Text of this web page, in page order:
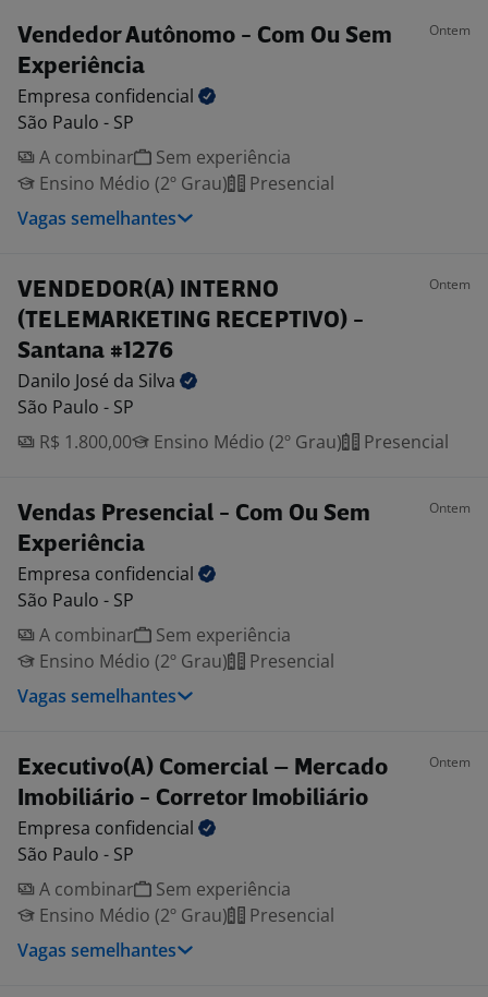
Vendedor Autônomo - Com Ou Sem
Experiência
Ontem
Empresa confidencial
São Paulo - SP
A combinar
Sem experiência
Ensino Médio (2º Grau)
Presencial
Vagas semelhantes
VENDEDOR(A) INTERNO
(TELEMARKETING RECEPTIVO) -
Santana #1276
Ontem
Danilo José da Silva
São Paulo - SP
R$ 1.800,00
Ensino Médio (2º Grau) Presencial
Vendas Presencial - Com Ou Sem
Experiência
Ontem
Empresa confidencial
São Paulo - SP
A combinar
Sem experiência
Ensino Médio (2º Grau)
Presencial
Vagas semelhantes
Executivo(A) Comercial – Mercado
Imobiliário - Corretor Imobiliário
Ontem
Empresa confidencial
São Paulo - SP
A combinar
Sem experiência
Ensino Médio (2º Grau)
Presencial
Vagas semelhantes